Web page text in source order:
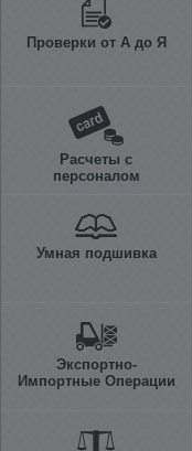
Проверки от А до Я
Расчеты с
персоналом
Умная подшивка
Экспортно-
Импортные Операции